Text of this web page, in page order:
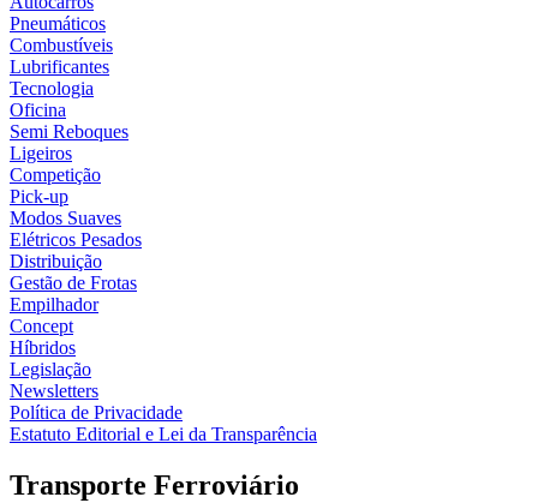
Pneumáticos
Combustíveis
Lubrificantes
Tecnologia
Oficina
Semi Reboques
Ligeiros
Competição
Pick-up
Modos Suaves
Elétricos Pesados
Distribuição
Gestão de Frotas
Empilhador
Concept
Híbridos
Legislação
Newsletters
Política de Privacidade
Estatuto Editorial e Lei da Transparência
Transporte Ferroviário